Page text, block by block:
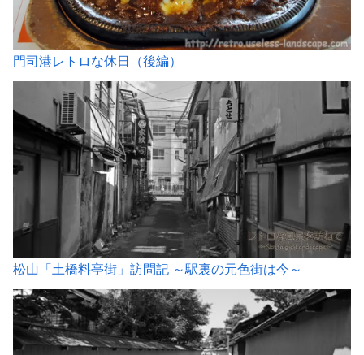
門司港レトロな休日（後編）
松山「土橋料亭街」訪問記 ～駅裏の元色街は今～